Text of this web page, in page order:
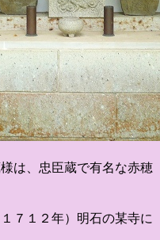
は、忠臣蔵で有名な赤穂
１２年）明石の某寺に